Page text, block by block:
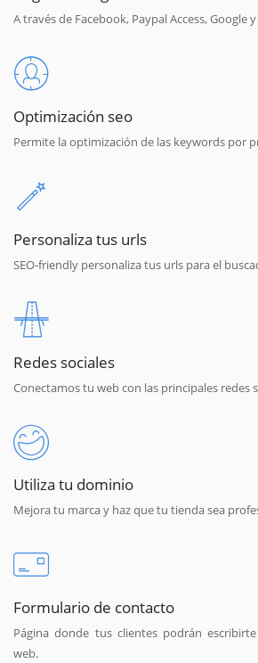
A través de Facebook, Paypal Access, Google
Optimización seo
Permite la optimización de las keywords por
Personaliza tus urls
SEO-friendly personaliza tus urls para el
Redes sociales
Conectamos tu web con las principales redes
Utiliza tu dominio
Mejora tu marca y haz que tu tienda sea
Formulario de contacto
Página donde tus clientes podrán
web.